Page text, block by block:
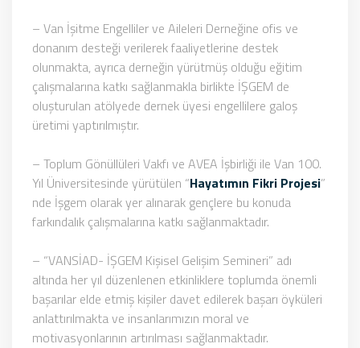
– Van İşitme Engelliler ve Aileleri Derneğine ofis ve
donanım desteği verilerek faaliyetlerine destek
olunmakta, ayrıca derneğin yürütmüş olduğu eğitim
çalışmalarına katkı sağlanmakla birlikte İŞGEM de
oluşturulan atölyede dernek üyesi engellilere galoş
üretimi yaptırılmıştır.
– Toplum Gönüllüleri Vakfı ve AVEA İşbirliği ile Van 100.
Yıl Üniversitesinde yürütülen “Hayatımın Fikri Projesi”
nde İşgem olarak yer alınarak gençlere bu konuda
farkındalık çalışmalarına katkı sağlanmaktadır.
– “VANSİAD- İŞGEM Kişisel Gelişim Semineri” adı
altında her yıl düzenlenen etkinliklere toplumda önemli
başarılar elde etmiş kişiler davet edilerek başarı öyküleri
anlattırılmakta ve insanlarımızın moral ve
motivasyonlarının artırılması sağlanmaktadır.